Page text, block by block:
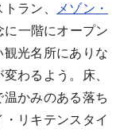
ラン、
メゾン・
に一階にオープン
光名所にありな
わるよう。床、
かみのある落ち
リキテンスタイ